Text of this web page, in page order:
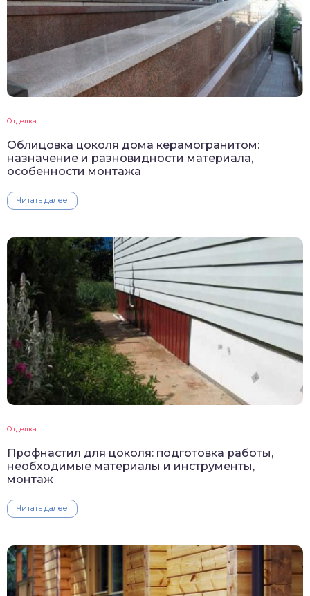
Отделка
Облицовка цоколя дома керамогранитом:
назначение и разновидности материала,
особенности монтажа
Читать далее
Отделка
Профнастил для цоколя: подготовка работы,
необходимые материалы и инструменты,
монтаж
Читать далее